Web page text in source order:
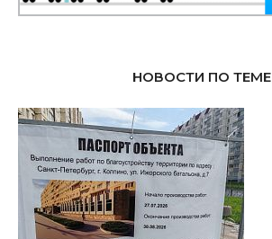
НОВОСТИ ПО ТЕМЕ